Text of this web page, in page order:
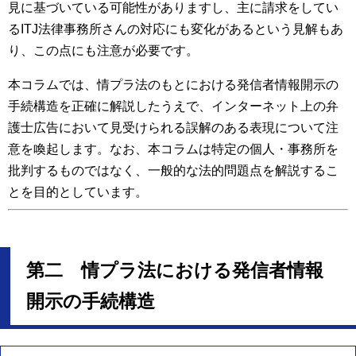
見に基づいている可能性がありますし、主に請求をしてい
るITJ法律事務所さんの対応にも変化があるという見解もあ
り、この点にも注意が必要です。
本コラムでは、情プラ法のもとにおける発信者情報開示の
手続構造を正確に解説したうえで、インターネット上の弁
護士広告において見受けられる誤解のある表現について注
意を喚起します。なお、本コラムは特定の個人・事務所を
批判するものではなく、一般的な法的問題点を解説するこ
とを目的としています。
第二 情プラ法における発信者情報
開示の手続構造